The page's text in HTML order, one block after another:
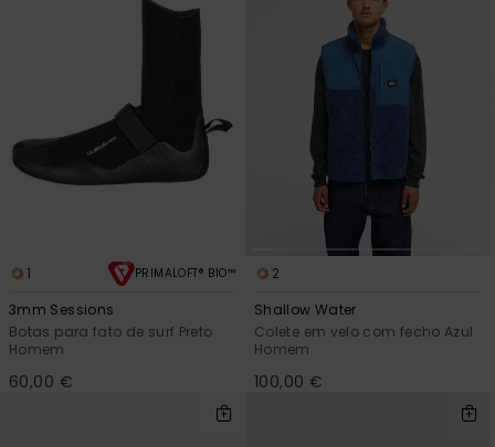
1 PRIMALOFT® BIO™
3mm Sessions
Botas para fato de surf Preto
Homem
60,00 €
2
Shallow Water
Colete em velo com fecho Azul
Homem
100,00 €